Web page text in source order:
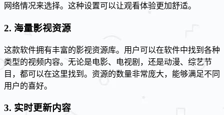
网络情况来选择。这种设置可以让观看体验更加舒适。
2. 海量影视资源
这款软件拥有丰富的影视资源库。用户可以在软件中找到各种
类型的视频内容。无论是电影、电视剧，还是动漫、综艺节
目，都可以在这里找到。资源的数量非常庞大，能够满足不同
用户的喜好。
3. 实时更新内容